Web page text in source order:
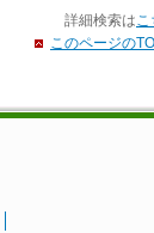
詳細検索はこ
このページの